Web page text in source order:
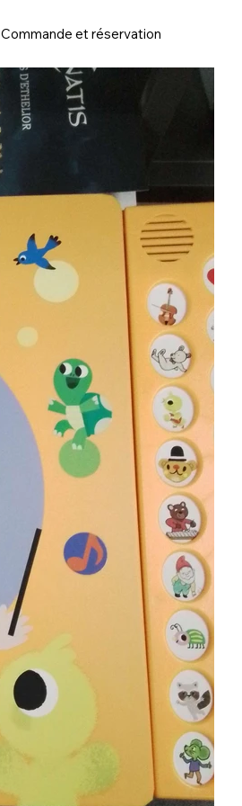
Commande et réservation